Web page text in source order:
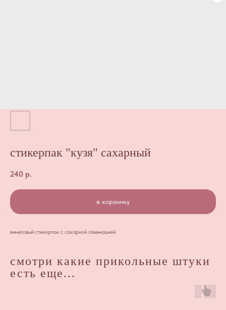
стикерпак "кузя" сахарный
240 р.
в корзинку
виниловый стикерпак с сахарной ламинацией
смотри какие прикольные штуки
есть еще...